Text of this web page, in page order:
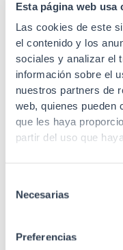
Esta página web usa
Las cookies de este
el contenido y los
sociales y analizar el
información sobre el
nuestros partners de
web, quienes pueden
que les haya
partir del uso que
Necesarias
Preferencias
Cable y
PIGTAIL FO
150MT
PIGTAIL FO
DOBLE